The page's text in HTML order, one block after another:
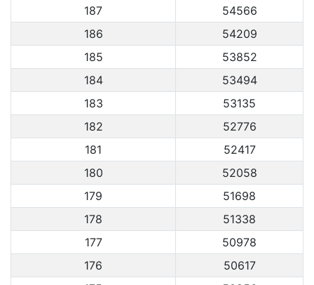
187
54566
186
54209
185
53852
184
53494
183
53135
182
52776
181
52417
180
52058
179
51698
178
51338
177
50978
176
50617